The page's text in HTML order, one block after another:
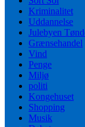
Kriminalitet
Uddannelse
Julebyen
Grænsehandel
Vind
Penge
Miljø
politi
Kongehuset
Shopping
Musik